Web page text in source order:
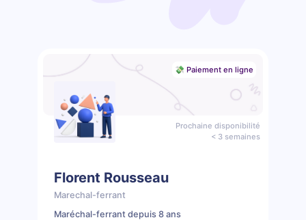
💸 Paiement en ligne
Prochaine disponibilité
< 3 semaines
Florent Rousseau
Marechal-ferrant
Maréchal-ferrant depuis 8 ans